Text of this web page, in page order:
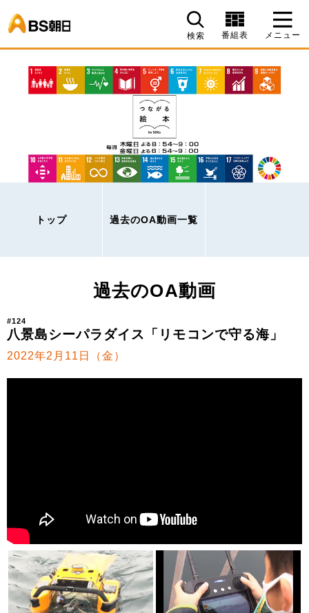
検索 番組表 メニュー
トップ 過去のOA動画一覧
過去のOA動画
#124
八景島シーパラダイス「リモコンで守る海」
2022年2月11日（金）